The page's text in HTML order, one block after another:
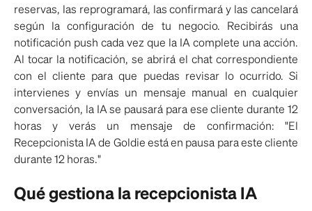
reservas, las reprogramará, las confirmará y las cancelará
según la configuración de tu negocio. Recibirás una
notificación push cada vez que la IA complete una acción.
Al tocar la notificación, se abrirá el chat correspondiente
con el cliente para que puedas revisar lo ocurrido. Si
intervienes y envías un mensaje manual en cualquier
conversación, la IA se pausará para ese cliente durante 12
horas y verás un mensaje de confirmación: "El
Recepcionista IA de Goldie está en pausa para este cliente
durante 12 horas."
Qué gestiona la recepcionista IA